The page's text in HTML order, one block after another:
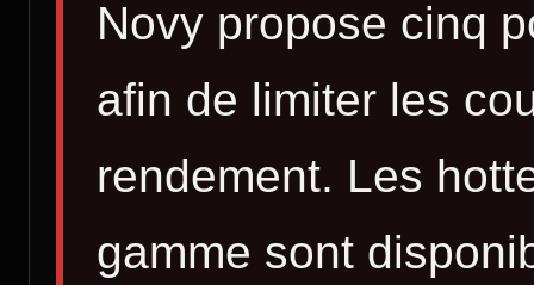
Novy propose cinq
afin de limiter les
rendement. Les
gamme sont